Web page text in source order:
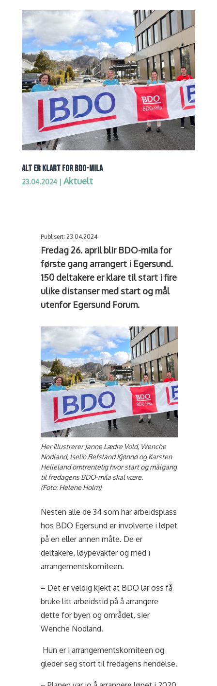
ALT ER KLART FOR BDO-MILA
23.04.2024| Aktuelt
Publisert: 23.04.2024
Fredag 26. april blir BDO-mila for
første gang arrangert i Egersund.
150 deltakere er klare til start i fire
ulike distanser med start og mål
utenfor Egersund Forum.
Her illustrerer Janne Lædre Vold, Wenche
Nodland, Iselin Refsland Kjønnø og Karsten
Helleland omtrentelig hvor start og målgang
til fredagens BDO-mila skal være.
(Foto: Helene Holm)
Nesten alle de 34 som har arbeidsplass
hos BDO Egersund er involverte i løpet
på en eller annen måte. De er
deltakere, løypevakter og med i
arrangementskomiteen.
– Det er veldig kjekt at BDO lar oss få
bruke litt arbeidstid på å arrangere
dette for byen og området, sier
Wenche Nodland.
Hun er i arrangementskomiteen og
gleder seg stort til fredagens hendelse.